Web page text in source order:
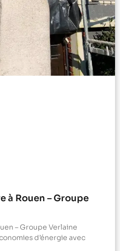
à Rouen – Groupe
– Groupe Verlaine
d’énergie avec